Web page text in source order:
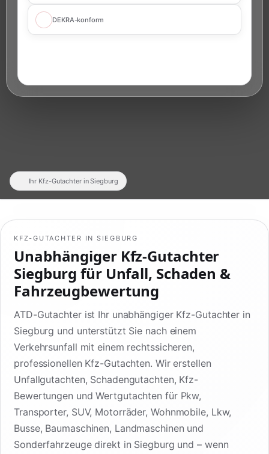
DEKRA-konform
KFZ-GUTACHTER IN SIEGBURG
Unabhängiger Kfz-Gutachter
Siegburg für Unfall, Schaden &
Fahrzeugbewertung
ATD-Gutachter ist Ihr unabhängiger Kfz-Gutachter in
Siegburg und unterstützt Sie nach einem
Verkehrsunfall mit einem rechtssicheren,
professionellen Kfz-Gutachten. Wir erstellen
Unfallgutachten, Schadengutachten, Kfz-
Bewertungen und Wertgutachten für Pkw,
Transporter, SUV, Motorräder, Wohnmobile, Lkw,
Busse, Baumaschinen, Landmaschinen und
Sonderfahrzeuge direkt in Siegburg und – wenn
Ihr Kfz-Gutachter in Siegburg